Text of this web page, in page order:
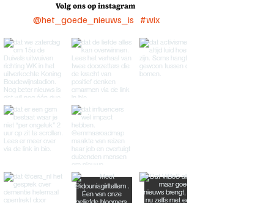
Volg ons op instagram
#wix
@het_goede_nieuws_is